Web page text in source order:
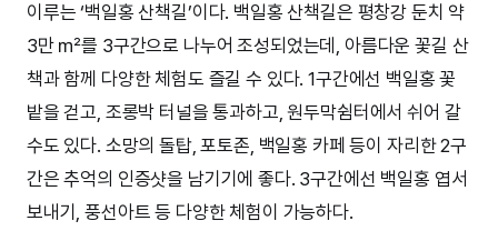
이루는 ‘백일홍 산책길’이다. 백일홍 산책길은 평창강 둔치 약
3만 ㎡를 3구간으로 나누어 조성되었는데, 아름다운 꽃길 산
책과 함께 다양한 체험도 즐길 수 있다. 1구간에선 백일홍 꽃
밭을 걷고, 조롱박 터널을 통과하고, 원두막쉼터에서 쉬어 갈
수도 있다. 소망의 돌탑, 포토존, 백일홍 카페 등이 자리한 2구
간은 추억의 인증샷을 남기기에 좋다. 3구간에선 백일홍 엽서
보내기, 풍선아트 등 다양한 체험이 가능하다.